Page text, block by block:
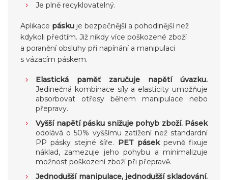
Je plně recyklovatelný.
Aplikace pásku je bezpečnější a pohodlnější než
kdykoli předtím. Již nikdy více poškozené zboží
a poranění obsluhy při napínání a manipulaci
s vázacím páskem.
Elastická paměť zaručuje napětí úvazku.
Jedinečná kombinace síly a elasticity umožňuje
absorbovat otřesy během manipulace nebo
přepravy.
Vyšší napětí pásku snižuje pohyb zboží. Pásek
odolává o 50% vyššímu zatížení než standardní
PP pásky stejné šíře. PET pásek pevně fixuje
náklad, zamezuje jeho pohybu a minimalizuje
možnost poškození zboží při přepravě.
Jednodušší manipulace, jednodušší skladování.